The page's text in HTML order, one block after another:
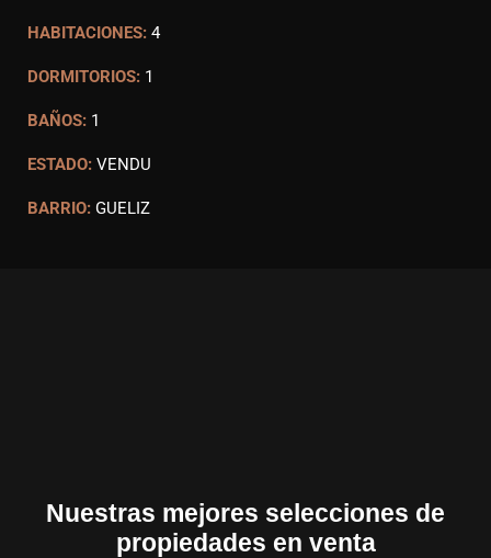
HABITACIONES: 4
DORMITORIOS: 1
BAÑOS: 1
ESTADO: VENDU
BARRIO: GUELIZ
Nuestras mejores selecciones de
propiedades en venta